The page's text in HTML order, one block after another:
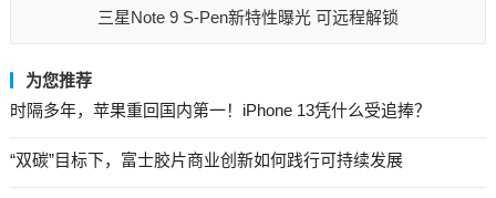
三星Note 9 S-Pen新特性曝光 可远程解锁
为您推荐
时隔多年，苹果重回国内第一！iPhone 13凭什么受追捧？
“双碳”目标下，富士胶片商业创新如何践行可持续发展